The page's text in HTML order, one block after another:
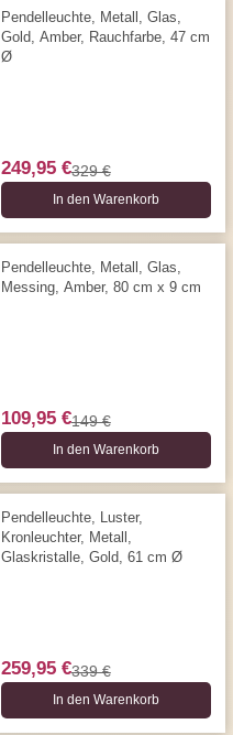
Pendelleuchte, Metall, Glas,
Gold, Amber, Rauchfarbe, 47 cm
Ø
249,95 €329 €
In den Warenkorb
Pendelleuchte, Metall, Glas,
Messing, Amber, 80 cm x 9 cm
109,95 €149 €
In den Warenkorb
Pendelleuchte, Luster,
Kronleuchter, Metall,
Glaskristalle, Gold, 61 cm Ø
259,95 €339 €
In den Warenkorb